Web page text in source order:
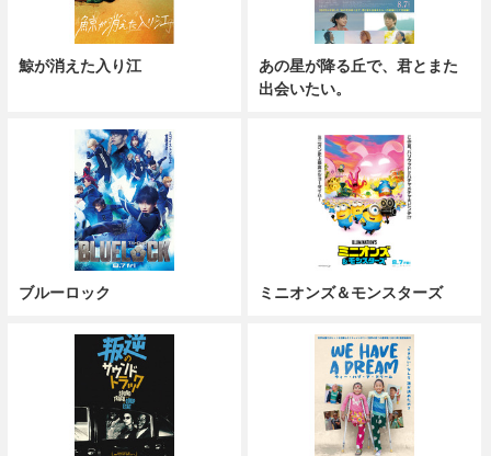
鯨が消えた入り江
あの星が降る丘で、君とまた
出会いたい。
ブルーロック ミニオンズ＆モンスターズ